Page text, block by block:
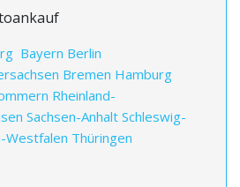
Bayern Berlin
Bremen Hamburg
Rheinland-
Sachsen-Anhalt Schleswig-
Westfalen Thüringen